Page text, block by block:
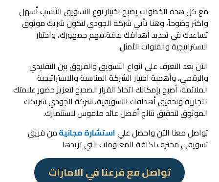
مع كل هذه الخطوات يصبح اختيار نوع التسويق الأنسب أسهل
واكثر وضوحاً، وهنا تأتي شركة الجودي لتكون شريك موثوق
تساعدك في تحديد أهدافك بدقة،فهم جمهورك، واختيار
الاستراتيجية والقنوات الأمثل.
الآن بعد التعرف على انواع التسويق والفروق بين التقليدي
والرقمي، وأهمية اختيار الشركة المناسبة والاستراتيجية
الملائمة، أصبح بإمكانك اتخاذ القرار الصحيح لتعزيز حضور علامتك
التجارية وتحقيق أهدافك التسويقية، شركة الجودي شريكك
الموثوق لتحقيق نتائج أفضل عائد ملموس لاستثمارك.
تواصل معنا الآن واحصل علياستشارة مجانيةمن فريق
تسويقي محترف لكافة المعلومات التي تريدها
تواصل مع فرعنا في الامارات